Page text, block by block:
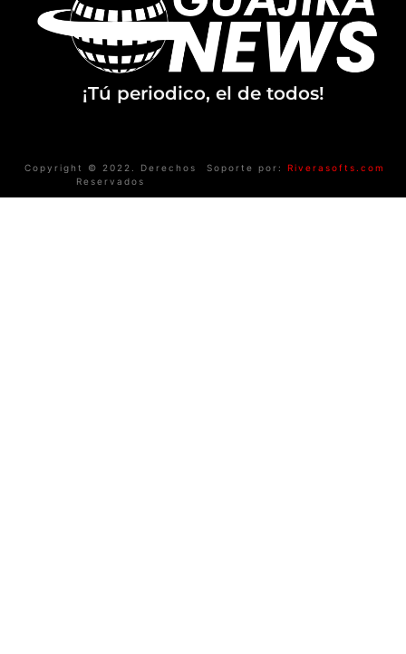
¡Tú periodico, el de todos!
Copyright © 2022. Derechos
Reservados
Soporte por: Riverasofts.com